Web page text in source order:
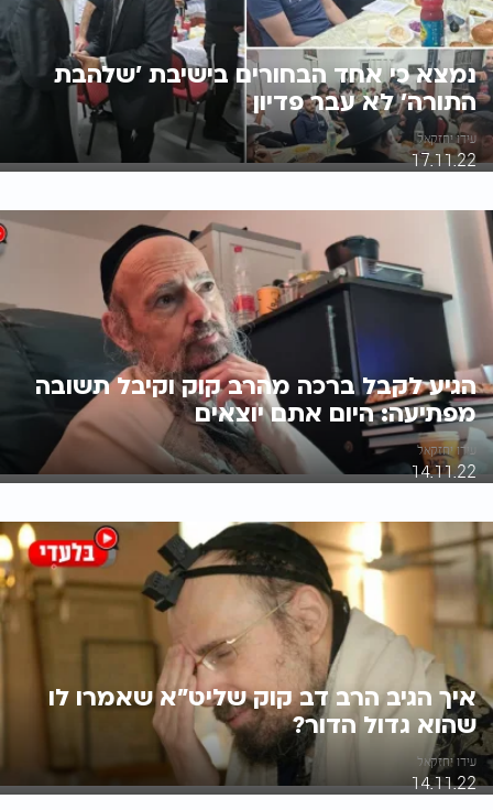
נמצא כי אחד הבחורים בישיבת 'שלהבת
התורה' לא עבר פדיון
עידו יחזקאל
17.11.22
הגיע לקבל ברכה מהרב קוק וקיבל תשובה
מפתיעה: היום אתם יוצאים
עידו יחזקאל
14.11.22
איך הגיב הרב דב קוק שליט"א שאמרו לו
שהוא גדול הדור?
עידו יחזקאל
14.11.22